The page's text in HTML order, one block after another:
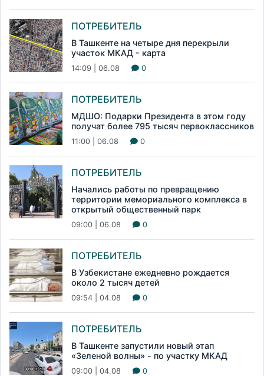
ПОТРЕБИТЕЛЬ
В Ташкенте на четыре дня перекрыли
участок МКАД - карта
14:09 | 06.08 0
ПОТРЕБИТЕЛЬ
МДШО: Подарки Президента в этом году
получат более 795 тысяч первоклассников
11:00 | 06.08 0
ПОТРЕБИТЕЛЬ
Начались работы по превращению
территории мемориального комплекса в
открытый общественный парк
09:00 | 06.08 0
ПОТРЕБИТЕЛЬ
В Узбекистане ежедневно рождается
около 2 тысяч детей
09:54 | 04.08 0
ПОТРЕБИТЕЛЬ
В Ташкенте запустили новый этап
«Зеленой волны» - по участку МКАД
09:00 | 04.08 0